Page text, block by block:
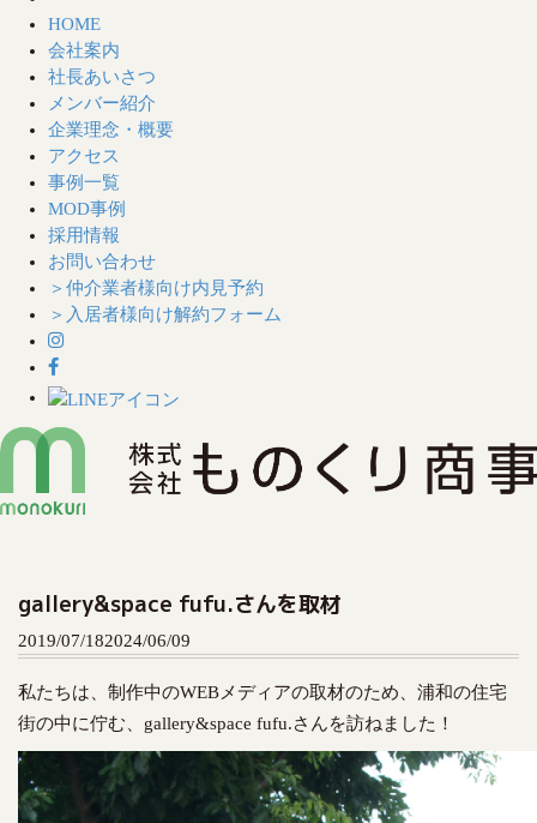
HOME
会社案内
社長あいさつ
メンバー紹介
企業理念・概要
アクセス
事例一覧
MOD事例
採用情報
お問い合わせ
＞仲介業者様向け内見予約
＞入居者様向け解約フォーム
gallery&space fufu.さんを取材
2019/07/182024/06/09
私たちは、制作中のWEBメディアの取材のため、浦和の住宅
街の中に佇む、gallery&space fufu.さんを訪ねました！